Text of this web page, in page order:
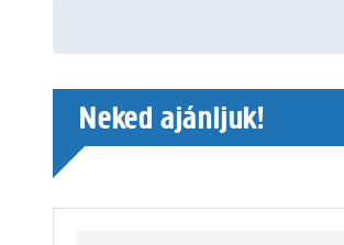
Neked ajánljuk!